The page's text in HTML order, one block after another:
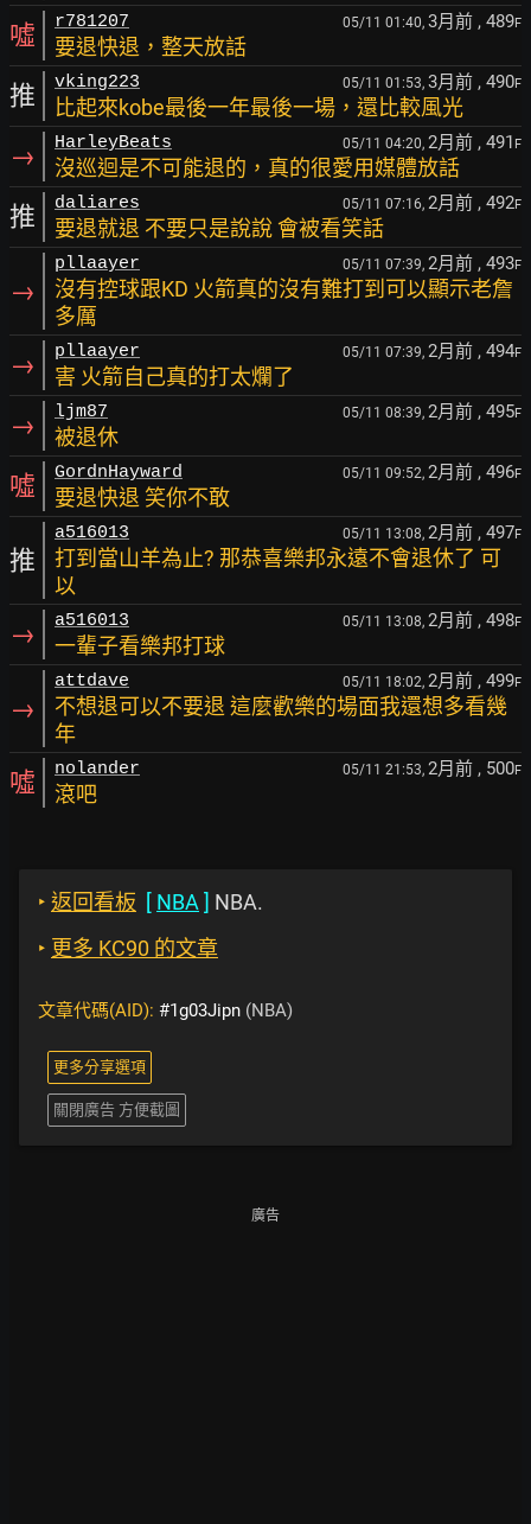
噓 r781207 05/11 01:40, 3月前 , 489F
要退快退，整天放話
推 vking223 05/11 01:53, 3月前 , 490F
比起來kobe最後一年最後一場，還比較風光
→ HarleyBeats 05/11 04:20, 2月前 , 491 F
沒巡迴是不可能退的，真的很愛用媒體放話
推 daliares 05/11 07:16, 2月前 , 492F
要退就退 不要只是說說 會被看笑話
→
pllaayer 05/11 07:39, 2月前 , 493F
沒有控球跟KD 火箭真的沒有難打到可以顯示老詹
多厲
→ pllaayer 05/11 07:39, 2月前 , 494F
害 火箭自己真的打太爛了
→ ljm87 05/11 08:39, 2月前 , 495F
被退休
噓 GordnHayward 05/11 09:52, 2月前 , 496F
要退快退 笑你不敢
推
a516013 05/11 13:08, 2月前 , 497F
打到當山羊為止? 那恭喜樂邦永遠不會退休了 可
以
→ a516013 05/11 13:08, 2月前 , 498F
一輩子看樂邦打球
→
attdave 05/11 18:02, 2月前 , 499F
不想退可以不要退 這麼歡樂的場面我還想多看幾
年
噓 nolander 05/11 21:53, 2月前 , 500F
滾吧
‣ 返回看板 [ NBA ] NBA.
‣ 更多 KC90 的文章
文章代碼(AID): #1g03Jipn (NBA)
更多分享選項
關閉廣告 方便截圖
廣告